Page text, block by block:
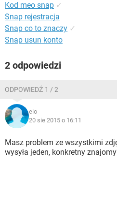
Kod meo snap ✓
Snap rejestracja
Snap co to znaczy ✓
Snap usun konto
2 odpowiedzi
ODPOWIEDŹ 1 / 2
elo
20 sie 2015 o 16:11
Masz problem ze wszystkimi
wysyła jeden, konkretny